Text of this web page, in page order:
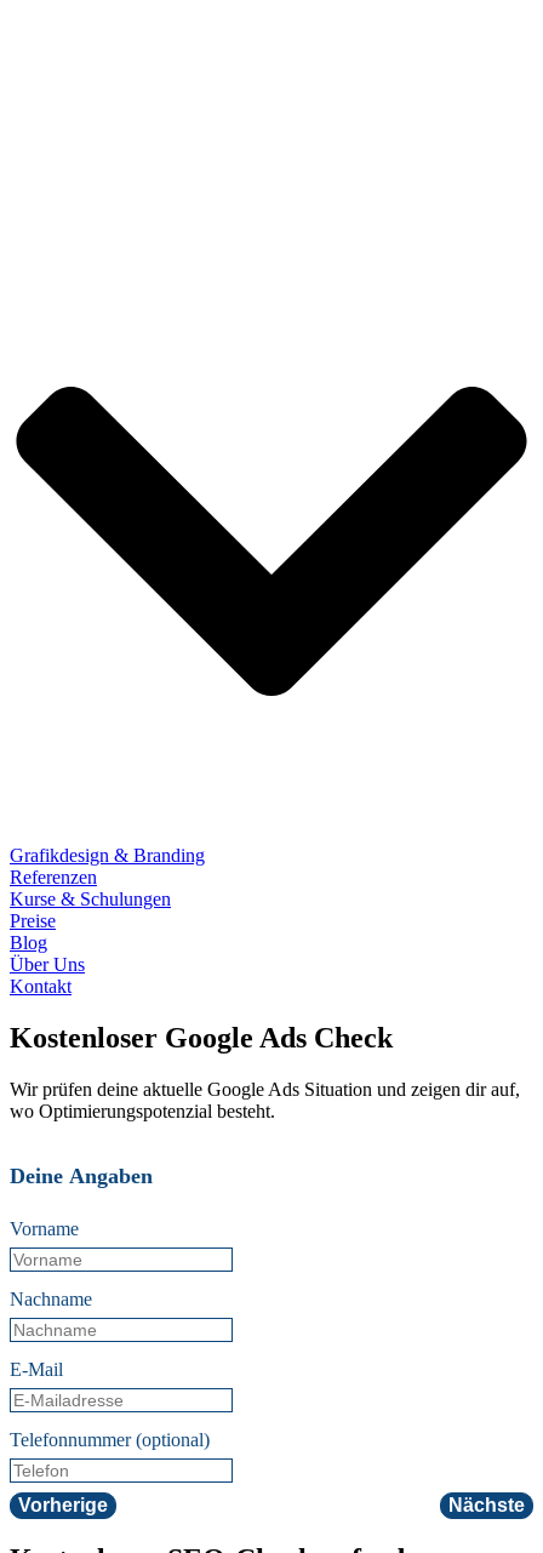
Grafikdesign & Branding
Referenzen
Kurse & Schulungen
Preise
Blog
Über Uns
Kontakt
Kostenloser Google Ads Check
Wir prüfen deine aktuelle Google Ads Situation und zeigen dir auf,
wo Optimierungspotenzial besteht.
Deine Angaben
Vorname
Nachname
E-Mail
Telefonnummer (optional)
Vorherige Nächste